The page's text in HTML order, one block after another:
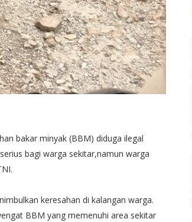
bakar minyak (BBM) diduga ilegal
bagi warga sekitar,namun warga
keresahan di kalangan warga.
BBM yang memenuhi area sekitar